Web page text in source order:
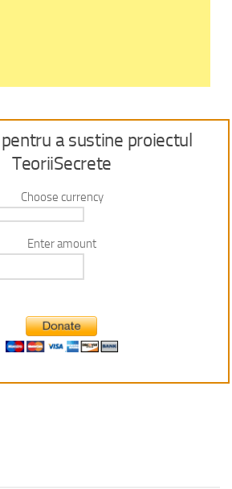
a sustine proiectul
TeoriiSecrete
Choose currency
Enter amount